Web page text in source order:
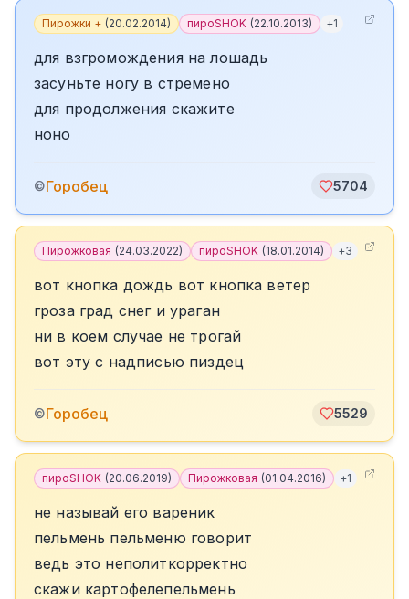
Пирожки + (20.02.2014) пироSHOK (22.10.2013) +1
для взгромождения на лошадь
засуньте ногу в стремено
для продолжения скажите
ноно
©Горобец 5704
Пирожковая (24.03.2022) пироSHOK (18.01.2014) +3
вот кнопка дождь вот кнопка ветер
гроза град снег и ураган
ни в коем случае не трогай
вот эту с надписью пиздец
©Горобец 5529
пироSHOK (20.06.2019) Пирожковая (01.04.2016) +1
не называй его вареник
пельмень пельменю говорит
ведь это неполиткорректно
скажи картофелепельмень